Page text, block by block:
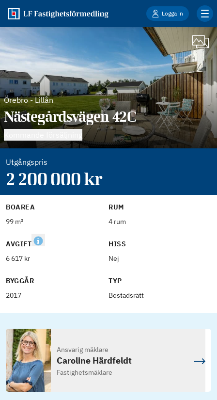
Logga in
Örebro-Lillån
Nästegårdsvägen 42C
Utgångspris
2 200 000kr
BOAREA
99 m²
RUM
4 rum
AVGIFT
6 617 kr
HISS
Nej
BYGGÅR
2017
TYP
Bostadsrätt
Ansvarig mäklare
Caroline Härdfeldt
Fastighetsmäklare